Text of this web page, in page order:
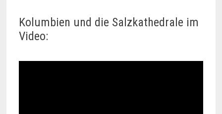
Kolumbien und die Salzkathedrale im
Video: